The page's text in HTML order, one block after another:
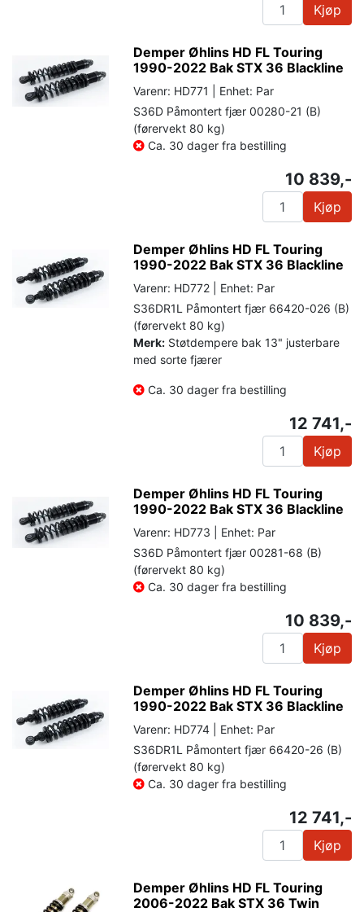
Kjøp
Demper Øhlins HD FL Touring
1990-2022 Bak STX 36 Blackline
Varenr: HD771 | Enhet: Par
S36D Påmontert fjær 00280-21 (B)
(førervekt 80 kg)
Ca. 30 dager fra bestilling
10 839,-
Kjøp
Demper Øhlins HD FL Touring
1990-2022 Bak STX 36 Blackline
Varenr: HD772 | Enhet: Par
S36DR1L Påmontert fjær 66420-026 (B)
(førervekt 80 kg)
Merk: Støtdempere bak 13" justerbare
med sorte fjærer
Ca. 30 dager fra bestilling
12 741,-
Kjøp
Demper Øhlins HD FL Touring
1990-2022 Bak STX 36 Blackline
Varenr: HD773 | Enhet: Par
S36D Påmontert fjær 00281-68 (B)
(førervekt 80 kg)
Ca. 30 dager fra bestilling
10 839,-
Kjøp
Demper Øhlins HD FL Touring
1990-2022 Bak STX 36 Blackline
Varenr: HD774 | Enhet: Par
S36DR1L Påmontert fjær 66420-26 (B)
(førervekt 80 kg)
Ca. 30 dager fra bestilling
12 741,-
Kjøp
Demper Øhlins HD FL Touring
2006-2022 Bak STX 36 Twin